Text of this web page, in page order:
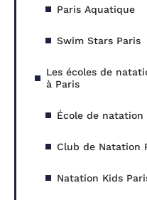
Paris Aquatique
Swim Stars Paris
Les écoles de
à Paris
École de natation
Club de Natation
Natation Kids